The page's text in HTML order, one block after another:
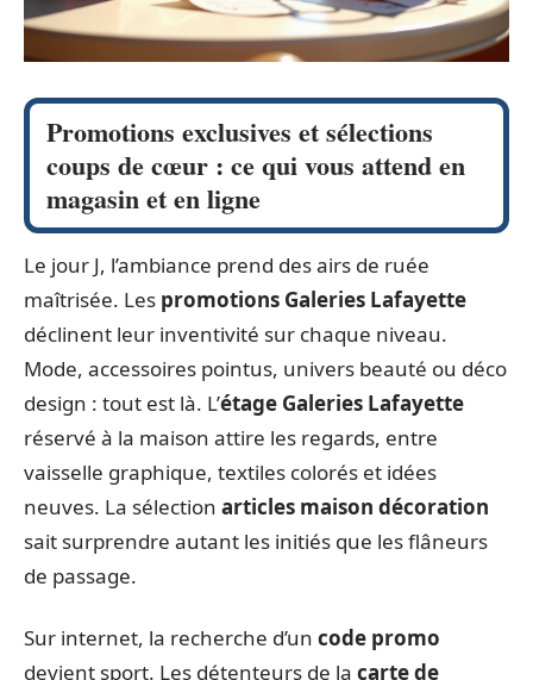
Promotions exclusives et sélections
coups de cœur : ce qui vous attend en
magasin et en ligne
Le jour J, l’ambiance prend des airs de ruée
maîtrisée. Les promotions Galeries Lafayette
déclinent leur inventivité sur chaque niveau.
Mode, accessoires pointus, univers beauté ou déco
design : tout est là. L’étage Galeries Lafayette
réservé à la maison attire les regards, entre
vaisselle graphique, textiles colorés et idées
neuves. La sélection articles maison décoration
sait surprendre autant les initiés que les flâneurs
de passage.
Sur internet, la recherche d’un code promo
devient sport. Les détenteurs de la carte de